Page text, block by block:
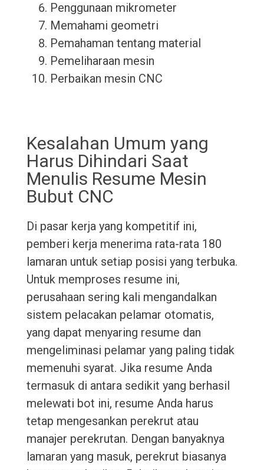
Penggunaan mikrometer
Memahami geometri
Pemahaman tentang material
Pemeliharaan mesin
Perbaikan mesin CNC
Kesalahan Umum yang
Harus Dihindari Saat
Menulis Resume Mesin
Bubut CNC
Di pasar kerja yang kompetitif ini,
pemberi kerja menerima rata-rata 180
lamaran untuk setiap posisi yang terbuka.
Untuk memproses resume ini,
perusahaan sering kali mengandalkan
sistem pelacakan pelamar otomatis,
yang dapat menyaring resume dan
mengeliminasi pelamar yang paling tidak
memenuhi syarat. Jika resume Anda
termasuk di antara sedikit yang berhasil
melewati bot ini, resume Anda harus
tetap mengesankan perekrut atau
manajer perekrutan. Dengan banyaknya
lamaran yang masuk, perekrut biasanya